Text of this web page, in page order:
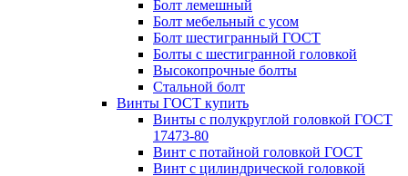
Болт лемешный
Болт мебельный с усом
Болт шестигранный ГОСТ
Болты с шестигранной головкой
Высокопрочные болты
Стальной болт
Винты ГОСТ купить
Винты с полукруглой головкой ГОСТ
17473-80
Винт с потайной головкой ГОСТ
Винт с цилиндрической головкой